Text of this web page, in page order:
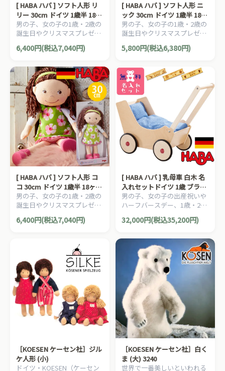
[ HABA ハバ ] ソフト人形 リ
リー 30cm ドイツ 1歳半 18ヶ
月 ブラザージョルダン ごっ
こ遊び お世話 ドール ぬいぐ
るみ ウォルドルフ
男の子、女の子の1歳・2歳の
誕生日やクリスマスプレゼン
トにおすすめの、ドイツ
HABA ハバ社の木のおもち
6,400円(税込7,040円)
[ HABA ハバ ] ソフト人形 ニ
ック 30cm ドイツ 1歳半 18ヶ
月 ブラザージョルダン ごっ
こ遊び お世話 ドール ぬいぐ
るみ ウォルドルフ
男の子、女の子の1歳・2歳の
誕生日やクリスマスプレゼン
トにおすすめの、ドイツ
HABA ハバ社の木のおもち
5,800円(税込6,380円)
[ HABA ハバ ] ソフト人形 コ
コ 30cm ドイツ 1歳半 18ヶ月
ブラザージョルダン ごっこ遊
び お世話 ドール ぬいぐるみ
ウォルドルフ
男の子、女の子の1歳・2歳の
誕生日やクリスマスプレゼン
トにおすすめの、ドイツ
HABA ハバ社の木のおもち
6,400円(税込7,040円)
[ HABA ハバ ] 乳母車 白木 名
入れセットドイツ 1歳 ブラザ
ージョルダン ドールベッド
ドールバギー ワゴン 手押し
車 人形
男の子、女の子の出産祝いや
ハーフバースデー、1歳・2歳
の誕生日やクリスマスプレゼ
ントにおすすめの、ドイツ
ゃ、赤ちゃんのおもちゃで
32,000円(税込35,200円)
［KOESEN ケーセン社］ジル
ケ人形 (小)
ドイツ・KOESEN（ケーセン
［KOESEN ケーセン社］白く
ま (大) 3240
世界で一番美しいといわれる